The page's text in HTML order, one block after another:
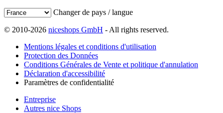
Changer de pays / langue
© 2010-2026 niceshops GmbH - All rights reserved.
Mentions légales et conditions d'utilisation
Protection des Données
Conditions Générales de Vente et politique d'annulation
Déclaration d'accessibilité
Paramètres de confidentialité
Entreprise
Autres nice Shops